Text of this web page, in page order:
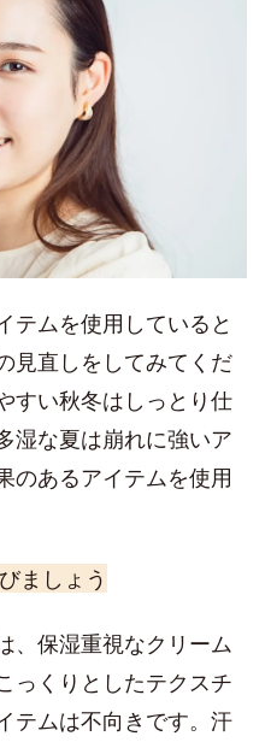
テムを使用していると
見直しをしてみてくだ
すい秋冬はしっとり仕
湿な夏は崩れに強いア
のあるアイテムを使用
ましょう
、保湿重視なクリーム
っくりとしたテクスチ
テムは不向きです。汗